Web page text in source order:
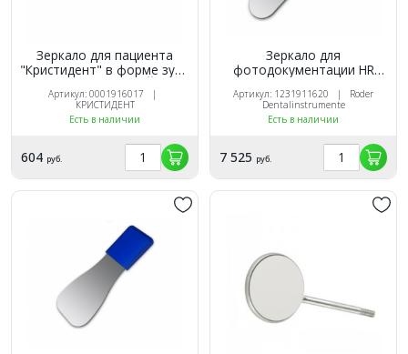
Зеркало для пациента
"Кристидент" в форме зуба
Артикул: 0001916017 |
КРИСТИДЕНТ
Есть в наличии
604 руб.
Зеркало для
фотодокументации HR
фронтальной отражающей
поверхностью,
окклюзионное, Röder
(Германия)
Артикул: 1231911620 | Roder
Dentalinstrumente
Есть в наличии
7 525 руб.